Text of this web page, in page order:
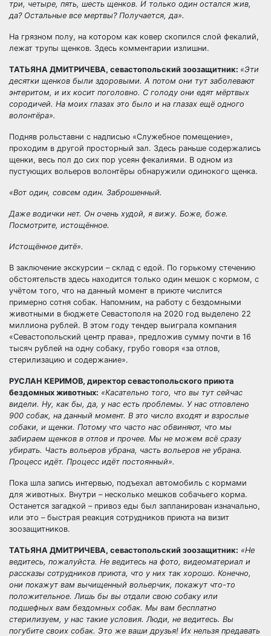
три, четыре, пять, шесть щенков. И только один остался жив,
да? Остальные все мертвы? Получается, да».
На грязном полу, на котором как ковер скопился слой фекалий,
лежат трупы щенков. Здесь комментарии излишни.
ТАТЬЯНА ДМИТРИЧЕВА, севастопольский зоозащитник: «Эти
десятки щенков были здоровыми. А потом они тут заболевают
энтеритом, и их косит поголовно. С голоду они едят мёртвых
сородичей. На моих глазах это было и на глазах ещё одного
волонтёра».
Подняв рольставни с надписью «Служебное помещение»,
проходим в другой просторный зал. Здесь раньше содержались
щенки, весь пол до сих пор усеян фекалиями. В одном из
пустующих вольеров волонтёры обнаружили одинокого щенка.
«Вот один, совсем один. Заброшенный.
Даже водички нет. Он очень худой, я вижу. Боже, боже.
Посмотрите, истощённое.
Истощённое дитё».
В заключение экскурсии – склад с едой. По горькому стечению
обстоятельств здесь находится только один мешок с кормом, с
учётом того, что на данный момент в приюте числится
примерно сотня собак. Напомним, на работу с бездомными
животными в бюджете Севастополя на 2020 год выделено 22
миллиона рублей. В этом году тендер выиграла компания
«Севастопольский центр права», предложив сумму почти в 16
тысяч рублей на одну собаку, грубо говоря «за отлов,
стерилизацию и содержание».
РУСЛАН КЕРИМОВ, директор севастопольского приюта
бездомных животных: «Касательно того, что вы тут сейчас
видели. Ну, как бы, да, у нас есть проблемы. У нас отловлено
900 собак, на данный момент. В это число входят и взрослые
собаки, и щенки. Потому что часто нас обвиняют, что мы
забираем щенков в отлов и прочее. Мы не можем всё сразу
убирать. Часть вольеров убрана, часть вольеров не убрана.
Процесс идёт. Процесс идёт постоянный».
Пока шла запись интервью, подъехал автомобиль с кормами
для животных. Внутри – несколько мешков собачьего корма.
Останется загадкой – привоз еды был запланирован изначально,
или это – быстрая реакция сотрудников приюта на визит
зоозащитников.
ТАТЬЯНА ДМИТРИЧЕВА, севастопольский зоозащитник: «Не
ведитесь, пожалуйста. Не ведитесь на фото, видеоматериал и
рассказы сотрудников приюта, что у них так хорошо. Конечно,
они покажут вам вычищенный вольерчик, покажут что-то
положительное. Лишь бы вы отдали свою собаку или
подшефных вам бездомных собак. Мы вам бесплатно
стерилизуем, у нас такие условия. Люди, не ведитесь. Вы
погубите своих собак. Это же ваши друзья! Их нельзя предавать